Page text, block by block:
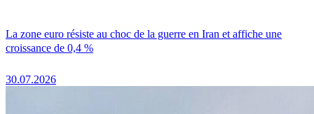
La zone euro résiste au choc de la guerre en Iran et affiche une
croissance de 0,4 %
30.07.2026